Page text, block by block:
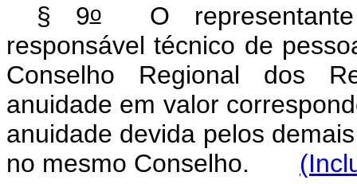
§ 9oO representante
responsável técnico de
Conselho Regional dos
anuidade em valor
anuidade devida pelos
no mesmo Conselho.